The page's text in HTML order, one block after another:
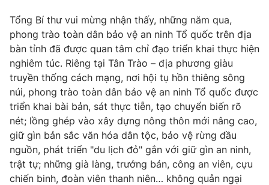
Tổng Bí thư vui mừng nhận thấy, những năm qua,
phong trào toàn dân bảo vệ an ninh Tổ quốc trên địa
bàn tỉnh đã được quan tâm chỉ đạo triển khai thực hiện
nghiêm túc. Riêng tại Tân Trào – địa phương giàu
truyền thống cách mạng, nơi hội tụ hồn thiêng sông
núi, phong trào toàn dân bảo vệ an ninh Tổ quốc được
triển khai bài bản, sát thực tiễn, tạo chuyển biến rõ
nét; lồng ghép vào xây dựng nông thôn mới nâng cao,
giữ gìn bản sắc văn hóa dân tộc, bảo vệ rừng đầu
nguồn, phát triển "du lịch đỏ" gắn với giữ gìn an ninh,
trật tự; những già làng, trưởng bản, công an viên, cựu
chiến binh, đoàn viên thanh niên… không quản ngại